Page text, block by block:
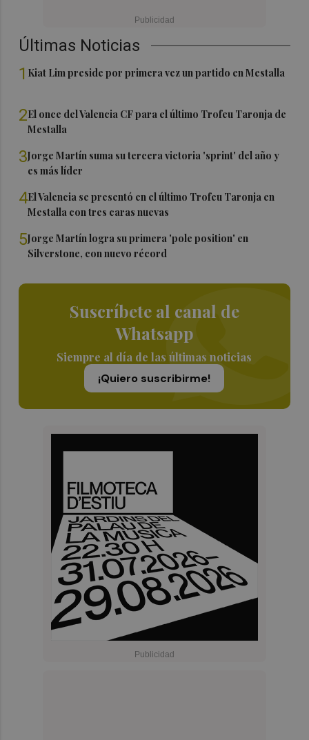
Últimas Noticias
1 Kiat Lim preside por primera vez un partido en Mestalla
2El once del Valencia CF para el último Trofeu Taronja de
Mestalla
3Jorge Martín suma su tercera victoria 'sprint' del año y
es más líder
4El Valencia se presentó en el último Trofeu Taronja en
Mestalla con tres caras nuevas
5Jorge Martín logra su primera 'pole position' en
Silverstone, con nuevo récord
Suscríbete al canal de
Whatsapp
Siempre al día de las últimas noticias
¡Quiero suscribirme!